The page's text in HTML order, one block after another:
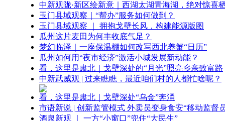
中新观陇·新区绘新意｜西湖太湖青海湖，绝对惊喜
玉门县域观察｜“帮办”服务如何做到？
玉门县域观察 ｜ 拥抱戈壁长风，构建能源版图
瓜州这片麦田为何丰收底气足？
梦幻临泽｜一座保温棚如何改写西北养蟹“日历”
瓜州如何用“夜市经济”激活小城发展新动能？
看，这里是肃北｜戈壁深处的“月光”照亮乡亲致富路
中新武威观 | 过来瞧瞧，最近咱们村的人都忙啥呢？
看，这里是肃北｜戈壁深处“乌金”奔涌
市语新说 | 创新监管模式 外卖员变身食安“移动监督
酒泉新观 ｜ 一方“小窗口”兜住“大民生”